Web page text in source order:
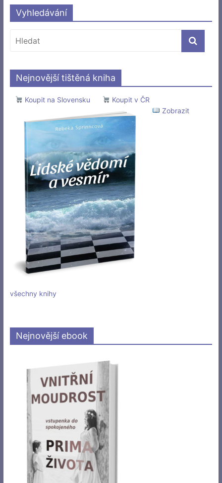
Vyhledávání
Nejnovější tištěná kniha
Koupit na Slovensku
Koupit v ČR
Zobrazit
všechny knihy
Nejnovější ebook